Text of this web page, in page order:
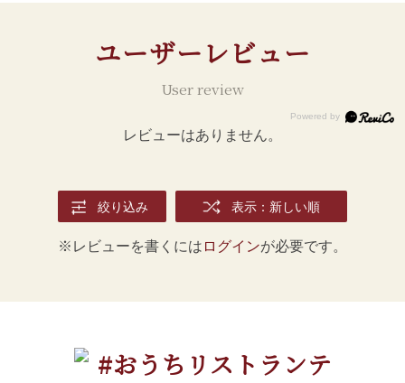
ユーザーレビュー
User review
レビューはありません。
絞り込み 表示：新しい順
※レビューを書くには ログインが必要です。
#おうちリストランテ